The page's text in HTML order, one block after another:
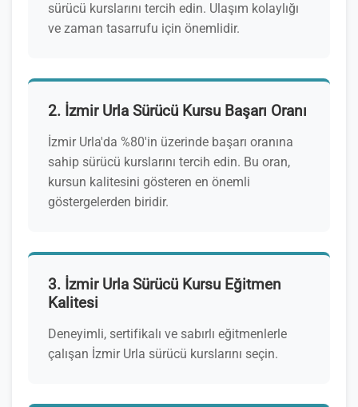
sürücü kurslarını tercih edin. Ulaşım kolaylığı
ve zaman tasarrufu için önemlidir.
2. İzmir Urla Sürücü Kursu Başarı Oranı
İzmir Urla'da %80'in üzerinde başarı oranına
sahip sürücü kurslarını tercih edin. Bu oran,
kursun kalitesini gösteren en önemli
göstergelerden biridir.
3. İzmir Urla Sürücü Kursu Eğitmen
Kalitesi
Deneyimli, sertifikalı ve sabırlı eğitmenlerle
çalışan İzmir Urla sürücü kurslarını seçin.